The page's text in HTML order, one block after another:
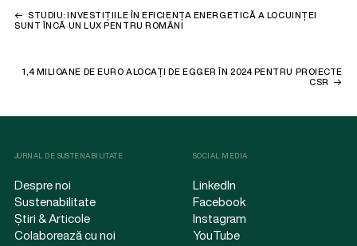
STUDIU: INVESTIȚIILE ÎN EFICIENȚA ENERGETICĂ A LOCUINȚEI
SUNT ÎNCĂ UN LUX PENTRU ROMÂNI
1,4 MILIOANE DE EURO ALOCAȚI DE EGGER ÎN 2024 PENTRU PROIECTE
CSR
JURNAL DE SUSTENABILITATE
Despre noi
Sustenabilitate
Știri & Articole
Colaborează cu noi
SOCIAL MEDIA
LinkedIn
Facebook
Instagram
YouTube